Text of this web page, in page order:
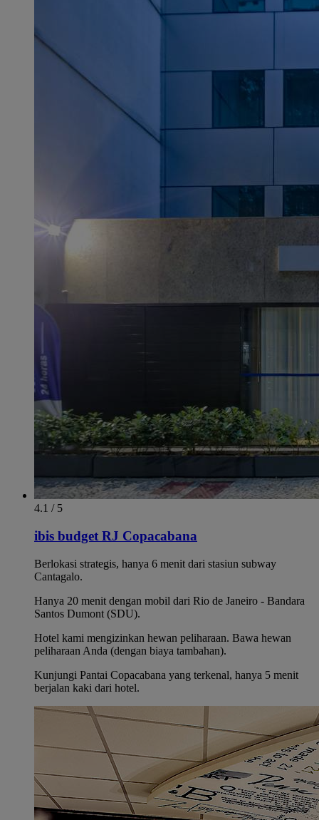
4.1 / 5
ibis budget RJ Copacabana
Berlokasi strategis, hanya 6 menit dari stasiun subway
Cantagalo.
Hanya 20 menit dengan mobil dari Rio de Janeiro - Bandara
Santos Dumont (SDU).
Hotel kami mengizinkan hewan peliharaan. Bawa hewan
peliharaan Anda (dengan biaya tambahan).
Kunjungi Pantai Copacabana yang terkenal, hanya 5 menit
berjalan kaki dari hotel.